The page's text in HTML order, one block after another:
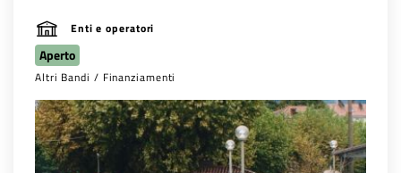
Enti e operatori
Aperto
Altri Bandi / Finanziamenti